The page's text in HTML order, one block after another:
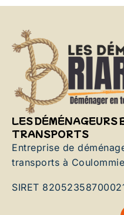
LES DÉMÉNAGEURS
TRANSPORTS
Entreprise de
transports à
SIRET